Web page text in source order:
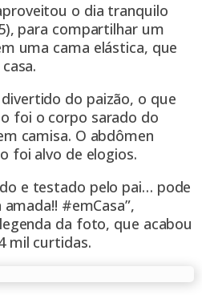
o dia tranquilo
para compartilhar um
uma cama elástica, que
do paizão, o que
foi o corpo sarado do
camisa. O abdômen
foi alvo de elogios.
e testado pelo pai… pode
#emCasa”,
da foto, que acabou
mil curtidas.